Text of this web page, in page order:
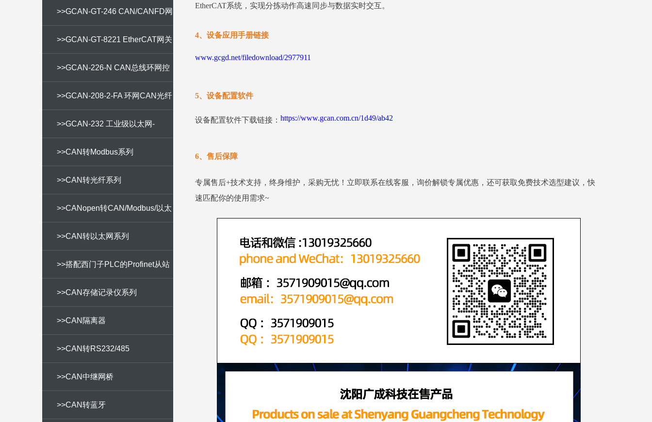
TCP网关
>>GCAN-GT-246 CAN/CANFD网
桥
>>GCAN-GT-8221 EtherCAT网关
>>GCAN-226-N CAN总线环网控
制器
>>GCAN-208-2-FA 环网CAN光纤
中继器
>>GCAN-232 工业级以太网-
CANFD/CAN转换器
>>CAN转Modbus系列
>>CAN转光纤系列
>>CANopen转CAN/Modbus/以太
网
>>CAN转以太网系列
>>搭配西门子PLC的Profinet从站
模块
>>CAN存储记录仪系列
>>CAN隔离器
>>CAN转RS232/485
>>CAN中继网桥
>>CAN转蓝牙
EtherCAT系统，实现分拣动作高速同步与数据实时交互。
4、设备应用手册链接
www.gcgd.net/filedownload/2977911
5、设备配置软件
设备配置软件下载链接： https://www.gcan.com.cn/1d49/ab42
6、售后保障
专属售后+技术支持，终身维护，采购无忧！立即联系在线客服，询价解锁专属优惠，还可获取免费技术选型建议，快
速匹配你的使用需求~